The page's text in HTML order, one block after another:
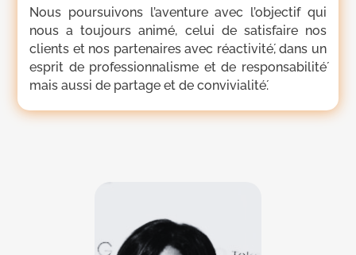
Nous poursuivons l’aventure avec l’objectif qui
nous a toujours animé, celui de satisfaire nos
clients et nos partenaires avec réactivité́, dans un
esprit de professionnalisme et de responsabilité́
mais aussi de partage et de convivialité́.